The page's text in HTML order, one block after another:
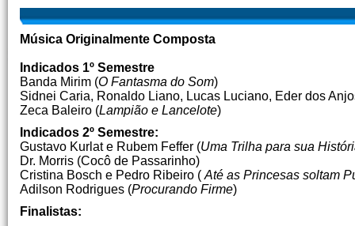
Música Originalmente Composta
Indicados 1º Semestre
Banda Mirim (O Fantasma do Som)
Sidnei Caria, Ronaldo Liano, Lucas Luciano, Eder dos
Zeca Baleiro (Lampião e Lancelote)
Indicados 2º Semestre:
Gustavo Kurlat e Rubem Feffer (Uma Trilha para sua
Dr. Morris (Cocô de Passarinho)
Cristina Bosch e Pedro Ribeiro ( Até as Princesas soltam
Adilson Rodrigues (Procurando Firme)
Finalistas: